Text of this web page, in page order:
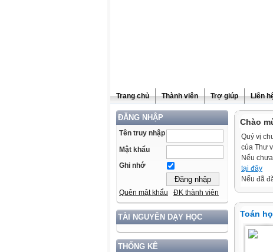
Trang chủ Thành viên Trợ giúp Liên
ĐĂNG NHẬP
Tên truy nhập
Mật khẩu
Ghi nhớ
Quên mật khẩu ĐK thành viên
TÀI NGUYÊN DẠY HỌC
THỐNG KÊ
Chào
Quý vị
của Thư
Nếu
tại đây
Nếu đã
Toán